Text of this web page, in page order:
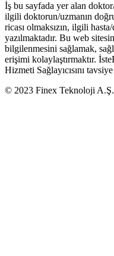
İş bu sayfada yer alan
ilgili doktorun/uzmanın
ricası olmaksızın, ilgili
yazılmaktadır. Bu web
bilgilenmesini sağlamak,
erişimi kolaylaştırmaktır.
Hizmeti Sağlayıcısını
© 2023 Finex Teknoloji A.Ş.